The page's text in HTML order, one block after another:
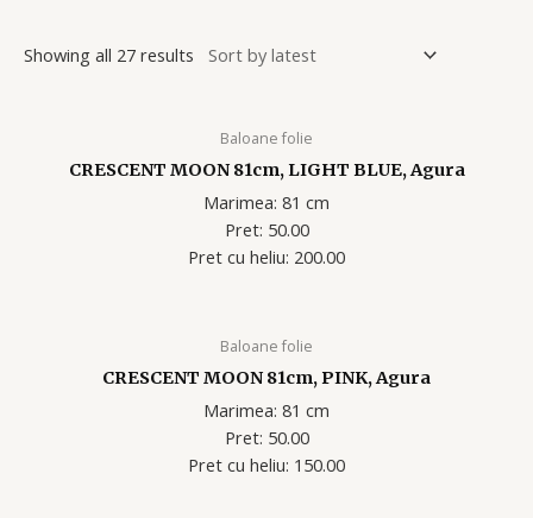
Showing all 27 results
Baloane folie
CRESCENT MOON 81cm, LIGHT BLUE, Agura
Marimea: 81 cm
Pret: 50.00
Pret cu heliu: 200.00
Baloane folie
CRESCENT MOON 81cm, PINK, Agura
Marimea: 81 cm
Pret: 50.00
Pret cu heliu: 150.00